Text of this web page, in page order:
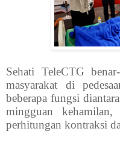
Sehati TeleCTG
masyarakat di
beberapa fungsi
mingguan
perhitungan kontraksi